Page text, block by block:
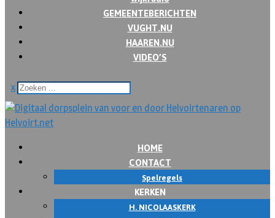
GEMEENTEBERICHTEN
VUGHT.NU
HAAREN.NU
VIDEO’S
x
HOME
CONTACT
Spelregels
KERKEN
H. NICOLAASKERK